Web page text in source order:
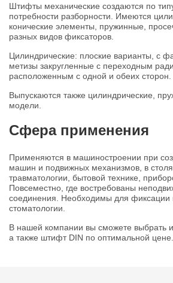
Штифты механические создаются по
потребности разборности. Имеются
конические элементы, пружинные,
разных видов фиксаторов.
Цилиндрические: плоские варианты, с
метизы закругленные с переходным
расположенным с одной и обеих сторон.
Выпускаются также цилиндрические,
модели.
Сфера применения
Применяются в машиностроении при
машин и подвижных механизмов, в
травматологии, бытовой технике,
Повсеместно, где востребованы
соединения. Необходимы для фиксации
стоматологии.
В нашей компании вы сможете выбрать
а также штифт DIN по оптимальной цене.